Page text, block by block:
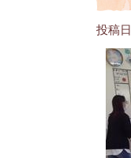
投稿日